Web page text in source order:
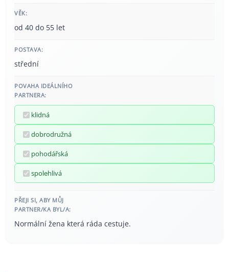
VĚK:
od 40 do 55 let
POSTAVA:
střední
POVAHA IDEÁLNÍHO
PARTNERA:
klidná
dobrodružná
pohodářská
spolehlivá
PŘEJI SI, ABY MŮJ
PARTNER/KA BYL/A:
Normální žena která ráda cestuje.